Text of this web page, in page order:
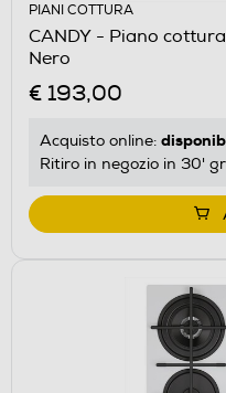
PIANI COTTURA
CANDY - Piano
Nero
€ 193,00
Acquisto online:
Ritiro in negozio in 30'